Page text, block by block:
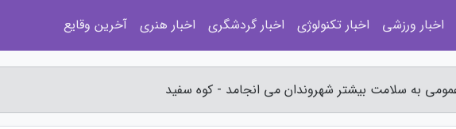
به سلامت بیشتر شهروندان می انجامد - کوه سفید
اخبار ورزشی اخبار تکنولوژی اخبار گردشگری اخبار هنری آخرین وقایع